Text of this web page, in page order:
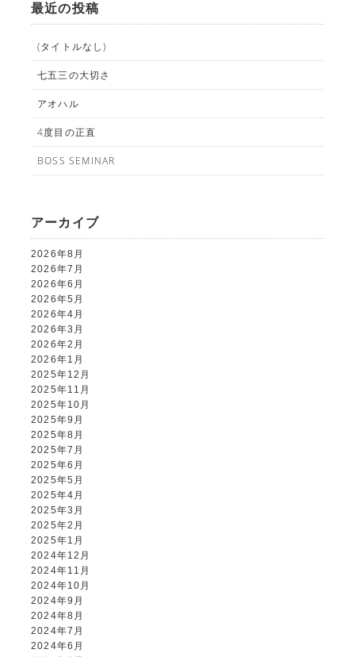
最近の投稿
(タイトルなし)
七五三の大切さ
アオハル
4度目の正直
BOSS SEMINAR
アーカイブ
2026年8月
2026年7月
2026年6月
2026年5月
2026年4月
2026年3月
2026年2月
2026年1月
2025年12月
2025年11月
2025年10月
2025年9月
2025年8月
2025年7月
2025年6月
2025年5月
2025年4月
2025年3月
2025年2月
2025年1月
2024年12月
2024年11月
2024年10月
2024年9月
2024年8月
2024年7月
2024年6月